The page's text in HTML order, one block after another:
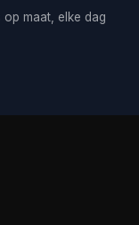
maat, elke dag